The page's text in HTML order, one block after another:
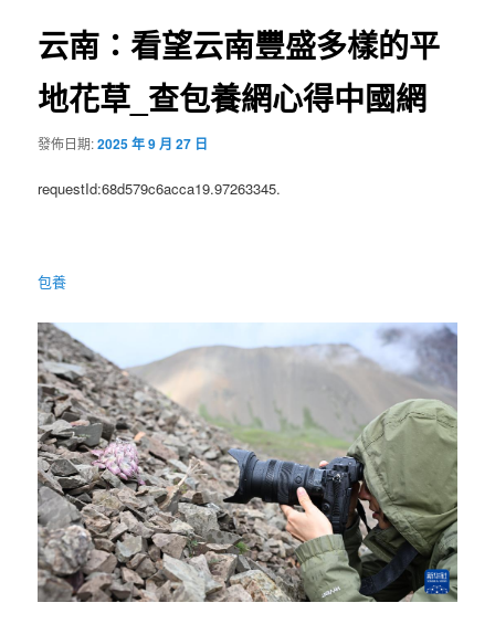
云南：看望云南豐盛多樣的平
地花草_查包養網心得中國網
發佈日期:2025 年 9 月 27 日
requestId:68d579c6acca19.97263345.
包養